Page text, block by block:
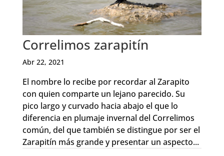
Correlimos zarapitín
Abr 22, 2021
El nombre lo recibe por recordar al Zarapito
con quien comparte un lejano parecido. Su
pico largo y curvado hacia abajo el que lo
diferencia en plumaje invernal del Correlimos
común, del que también se distingue por ser el
Zarapitín más grande y presentar un aspecto...